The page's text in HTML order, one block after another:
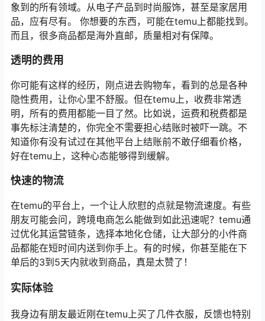
象到的所有领域。从电子产品到时尚服饰，甚至是家居用
品，应有尽有。 你想要的东西，可能在temu上都能找到。
而且，很多商品都是海外直邮，质量相对有保障。
透明的费用
你可能有这样的经历，刚点进去购物车，看到的总是各种
隐性费用，让你心里不舒服。但在temu上，收费非常透
明，所有的费用都能一目了然。比如说，运费和税费都是
事先标注清楚的，你完全不需要担心结账时被吓一跳。不
知道你有没有试过在其他平台上结账前不敢仔细看价格，
好在temu上，这种心态能够得到缓解。
快速的物流
在temu的平台上，一个让人欣慰的点就是物流速度。有些
朋友可能会问，跨境电商怎么能做到如此迅速呢？temu通
过优化其运营链条，选择本地化仓储，让大部分的小件商
品都能在短时间内送到你手上。有的时候，你甚至能在下
单后的3到5天内就收到商品，真是太赞了！
实际体验
我身边有朋友最近刚在temu上买了几件衣服，反馈也特别